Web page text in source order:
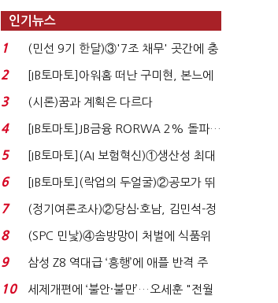
인기뉴스
1
(민선 9기 한달)③'7조 채무' 곳간에 충
격…추미애, 20년...
2
[IB토마토]아워홈 떠난 구미현, 본느에
340억 베팅…가...
3 (시론)꿈과 계획은 다르다
4
[IB토마토]JB금융 RORWA 2% 돌파…
실적 견인은 은행 ...
5
[IB토마토](AI 보험혁신)①생산성 최대
80% 개선…현실...
6
[IB토마토](락업의 두얼굴)②공모가 뛰
자 첫날 매도…FI ...
7
(정기여론조사)②당심·호남, 김민석-정
청래 '초접전'...
8
(SPC 민낯)④솜방망이 처벌에 식품위
생법 위반 반복...
9
삼성 Z8 역대급 ‘흥행’에 애플 반격 주
목…9월 ‘폴...
10
세제개편에 ‘불안·불만’…오세훈 "전월